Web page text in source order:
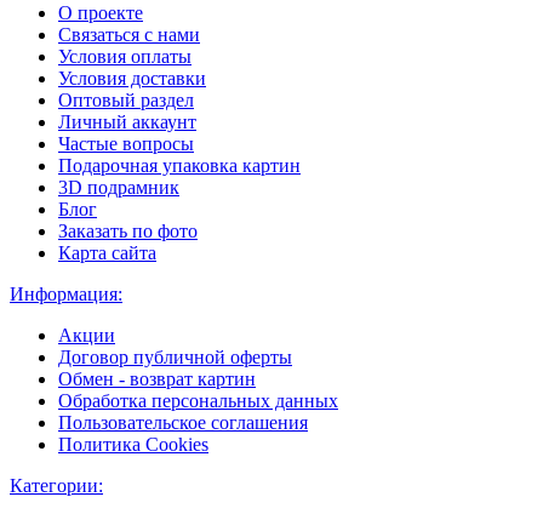
О проекте
Связаться с нами
Условия оплаты
Условия доставки
Оптовый раздел
Личный аккаунт
Частые вопросы
Подарочная упаковка картин
3D подрамник
Блог
Заказать по фото
Карта сайта
Информация:
Акции
Договор публичной оферты
Обмен - возврат картин
Обработка персональных данных
Пользовательское соглашения
Политика Cookies
Категории: